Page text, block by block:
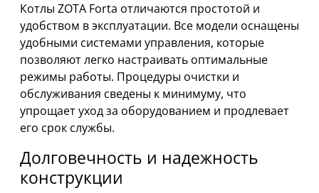
Котлы ZOTA Forta отличаются простотой и
удобством в эксплуатации. Все модели оснащены
удобными системами управления, которые
позволяют легко настраивать оптимальные
режимы работы. Процедуры очистки и
обслуживания сведены к минимуму, что
упрощает уход за оборудованием и продлевает
его срок службы.
Долговечность и надежность
конструкции